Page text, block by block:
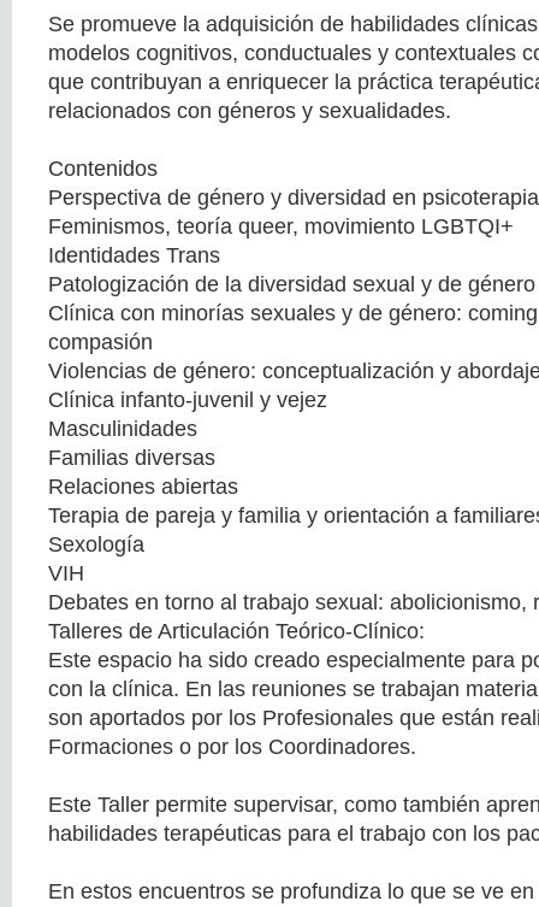
Se promueve la adquisición de habilidades
modelos cognitivos, conductuales y contextuales
que contribuyan a enriquecer la práctica
relacionados con géneros y sexualidades.
Contenidos
Perspectiva de género y diversidad en psicoterapia
Feminismos, teoría queer, movimiento LGBTQI+
Identidades Trans
Patologización de la diversidad sexual y de género
Clínica con minorías sexuales y de género:
compasión
Violencias de género: conceptualización y
Clínica infanto-juvenil y vejez
Masculinidades
Familias diversas
Relaciones abiertas
Terapia de pareja y familia y orientación a
Sexología
VIH
Debates en torno al trabajo sexual: abolicionismo,
Talleres de Articulación Teórico-Clínico:
Este espacio ha sido creado especialmente para
con la clínica. En las reuniones se trabajan
son aportados por los Profesionales que están
Formaciones o por los Coordinadores.
Este Taller permite supervisar, como también
habilidades terapéuticas para el trabajo con los
En estos encuentros se profundiza lo que se ve